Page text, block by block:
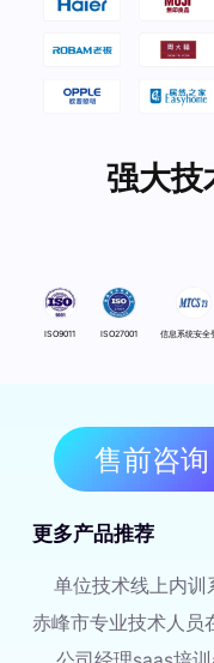
强大技
ISO9011 ISO27001 信息系统安全
售前咨
更多产品推荐
单位技术线上内训
赤峰市专业技术人员